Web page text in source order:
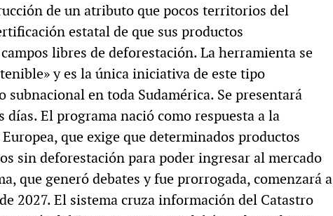
de un atributo que pocos territorios del
estatal de que sus productos
libres de deforestación. La herramienta se
y es la única iniciativa de este tipo
en toda Sudamérica. Se presentará
El programa nació como respuesta a la
que exige que determinados productos
sin deforestación para poder ingresar al mercado
que generó debates y fue prorrogada, comenzará a
2027. El sistema cruza información del Catastro